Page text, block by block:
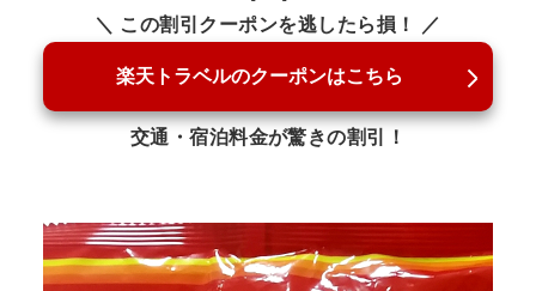
＼ この割引クーポンを逃したら損！ ／
楽天トラベルのクーポンはこちら
交通・宿泊料金が驚きの割引！